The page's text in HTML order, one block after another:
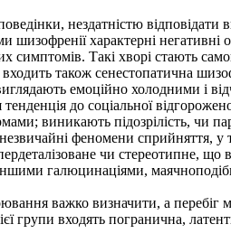
нездатністю відповідати
шизофренії характерні
симптомів. Такі хворі стають
також сенестопатична
емоційно холодними і
до соціальної
виникають підозрілість, чи
феномени сприйняття, у
чи стереотипне,
галюцинаціями,
важко визначити, а перебіг
групи входять погранична,